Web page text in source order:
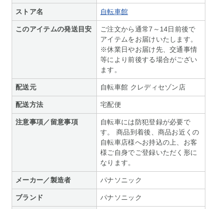
ストア名 自転車館
このアイテムの発送目安
ご注文から通常7～14日前後で
アイテムをお届けいたします。
※休業日やお届け先、交通事情
等により前後する場合がござい
ます。
配送元 自転車館 クレディセゾン店
配送方法 宅配便
注意事項／留意事項
自転車には防犯登録が必要で
す。 商品到着後、商品お近くの
自転車店様へお持込の上、お客
様ご自身でご登録いただく形に
なります。
メーカー／製造者 パナソニック
ブランド パナソニック